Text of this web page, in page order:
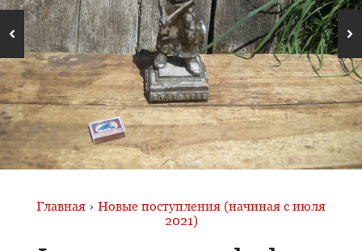
Главная › Новые поступления (начиная с июля
2021)